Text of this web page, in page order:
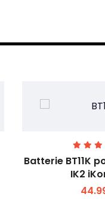
Voir
Batterie BT11K
IK2